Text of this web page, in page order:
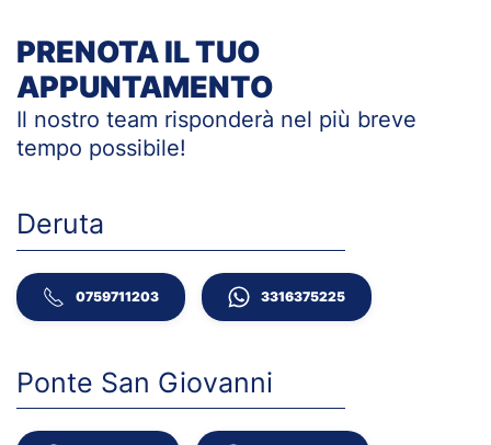
PRENOTA IL TUO
APPUNTAMENTO
Il nostro team risponderà nel più breve
tempo possibile!
Deruta
0759711203 3316375225
Ponte San Giovanni